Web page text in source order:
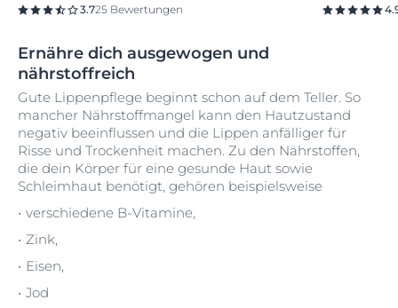
3.725 Bewertungen
Ernähre dich ausgewogen und
nährstoffreich
Gute Lippenpflege beginnt schon auf dem Teller. So
mancher Nährstoffmangel kann den Hautzustand
negativ beeinflussen und die Lippen anfälliger für
Risse und Trockenheit machen. Zu den Nährstoffen,
die dein Körper für eine gesunde Haut sowie
Schleimhaut benötigt, gehören beispielsweise
verschiedene B-Vitamine,
Zink,
Eisen,
Jod